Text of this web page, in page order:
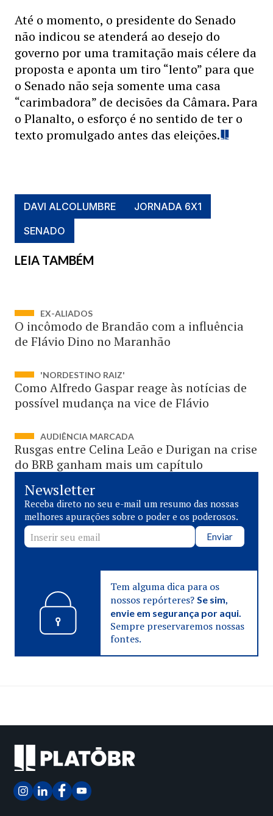
Até o momento, o presidente do Senado
não indicou se atenderá ao desejo do
governo por uma tramitação mais célere da
proposta e aponta um tiro “lento” para que
o Senado não seja somente uma casa
“carimbadora” de decisões da Câmara. Para
o Planalto, o esforço é no sentido de ter o
texto promulgado antes das eleições.
DAVI ALCOLUMBRE
JORNADA 6X1
SENADO
LEIA TAMBÉM
EX-ALIADOS
O incômodo de Brandão com a influência
de Flávio Dino no Maranhão
'NORDESTINO RAIZ'
Como Alfredo Gaspar reage às notícias de
possível mudança na vice de Flávio
AUDIÊNCIA MARCADA
Rusgas entre Celina Leão e Durigan na crise
do BRB ganham mais um capítulo
Newsletter
Receba direto no seu e-mail um resumo das nossas
melhores apurações sobre o poder e os poderosos.
Enviar
Tem alguma dica para os
nossos repórteres? Se sim,
envie em segurança por aqui.
Sempre preservaremos nossas
fontes.